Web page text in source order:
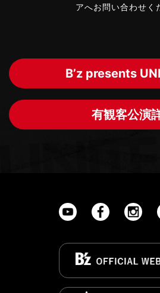
アへお問い合わせく
B’z presents
有観客公演